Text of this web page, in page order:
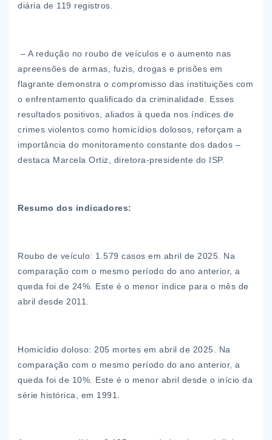
diária de 119 registros.
– A redução no roubo de veículos e o aumento nas
apreensões de armas, fuzis, drogas e prisões em
flagrante demonstra o compromisso das instituições com
o enfrentamento qualificado da criminalidade. Esses
resultados positivos, aliados à queda nos índices de
crimes violentos como homicídios dolosos, reforçam a
importância do monitoramento constante dos dados –
destaca Marcela Ortiz, diretora-presidente do ISP.
Resumo dos indicadores:
Roubo de veículo: 1.579 casos em abril de 2025. Na
comparação com o mesmo período do ano anterior, a
queda foi de 24%. Este é o menor índice para o mês de
abril desde 2011.
Homicídio doloso: 205 mortes em abril de 2025. Na
comparação com o mesmo período do ano anterior, a
queda foi de 10%. Este é o menor abril desde o início da
série histórica, em 1991.